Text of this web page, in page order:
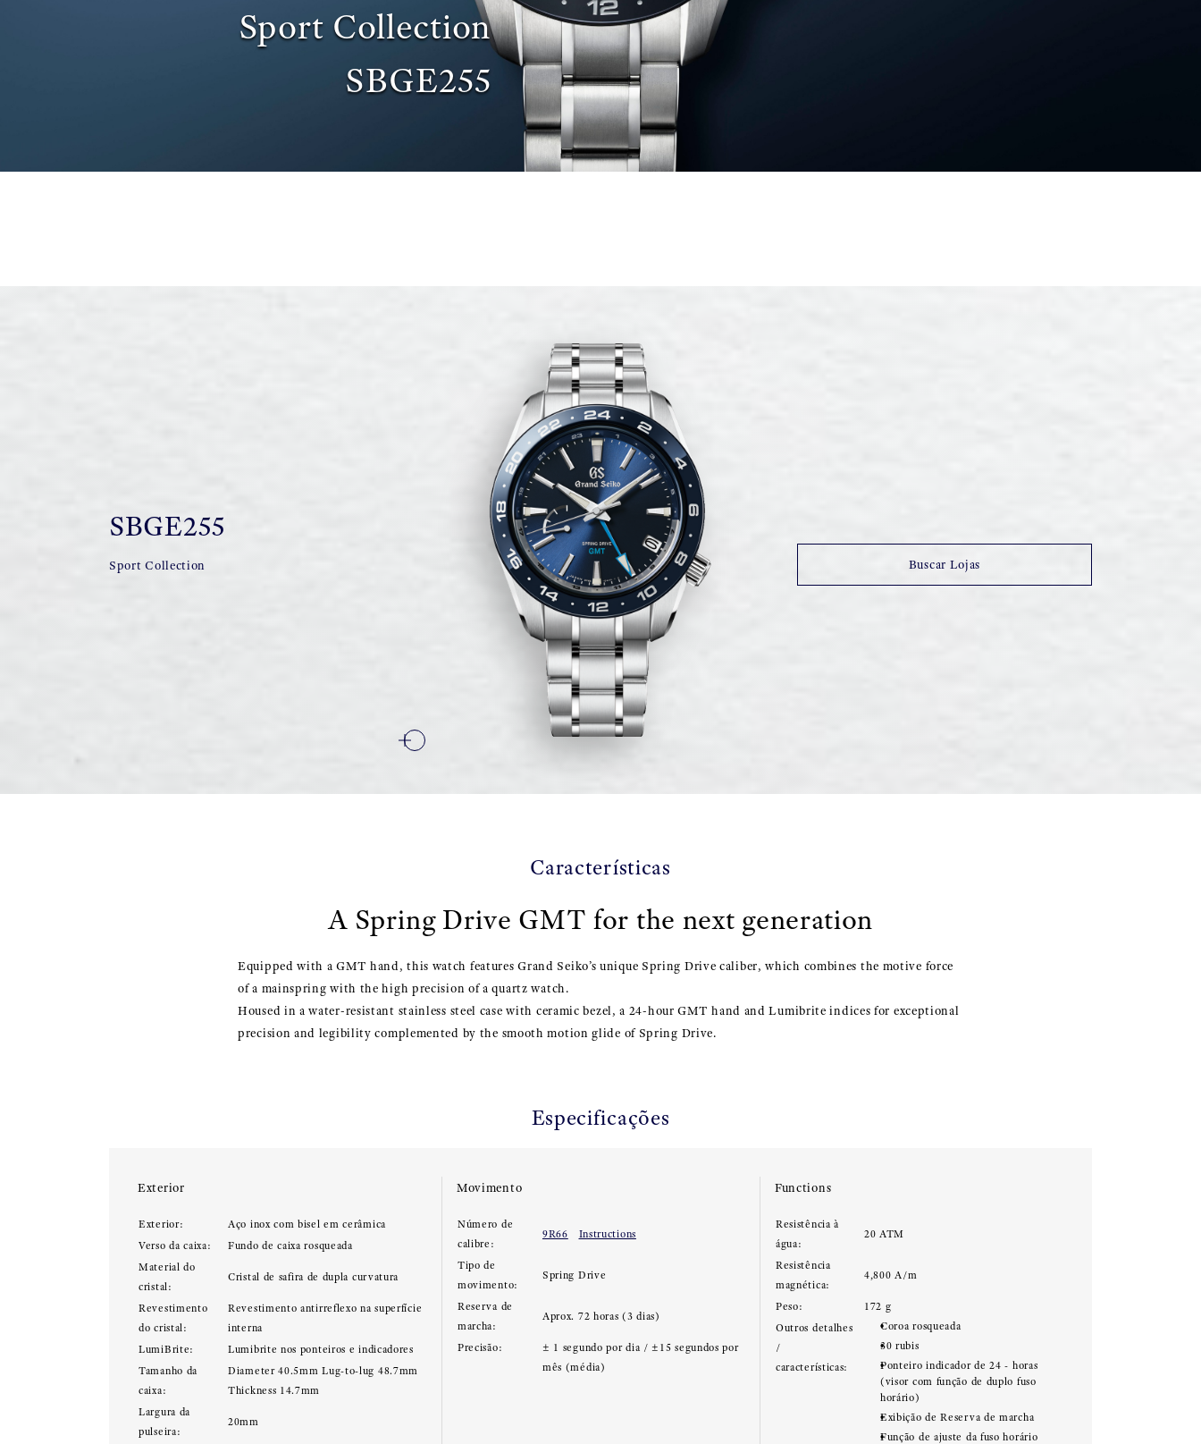
Sport Collection
SBGE255
SBGE255
Sport Collection Buscar Lojas
Características
A Spring Drive GMT for the next generation
Equipped with a GMT hand, this watch features Grand Seiko’s unique Spring Drive caliber, which combines the motive force
of a mainspring with the high precision of a quartz watch.
Housed in a water-resistant stainless steel case with ceramic bezel, a 24-hour GMT hand and Lumibrite indices for exceptional
precision and legibility complemented by the smooth motion glide of Spring Drive.
Especificações
Exterior
Exterior:
Aço inox com bisel em cerâmica
Verso da caixa:
Fundo de caixa rosqueada
Material do
cristal:
Cristal de safira de dupla curvatura
Revestimento
do cristal:
Revestimento antirreflexo na superfície
interna
LumiBrite:
Lumibrite nos ponteiros e indicadores
Tamanho da
caixa:
Diameter 40.5mm Lug-to-lug 48.7mm
Thickness 14.7mm
Largura da
pulseira:
20mm
Movimento
Número de
calibre:
9R66 Instructions
Tipo de
movimento:
Spring Drive
Reserva de
marcha:
Aprox. 72 horas (3 dias)
Precisão:
± 1 segundo por dia / ±15 segundos por
mês (média)
Functions
Resistência à
água:
20 ATM
Resistência
magnética:
4,800 A/m
Peso:
172 g
Outros detalhes
/
características:
Coroa rosqueada
30 rubis
Ponteiro indicador de 24 - horas
(visor com função de duplo fuso
horário)
Exibição de Reserva de marcha
Função de ajuste da fuso horário